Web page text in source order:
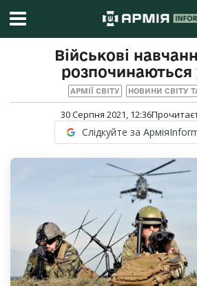
Військові
розпочинаються
АРМІЇ СВІТУ НОВИНИ СВІТУ
30 Серпня 2021, 12:36
Слідкуйте за